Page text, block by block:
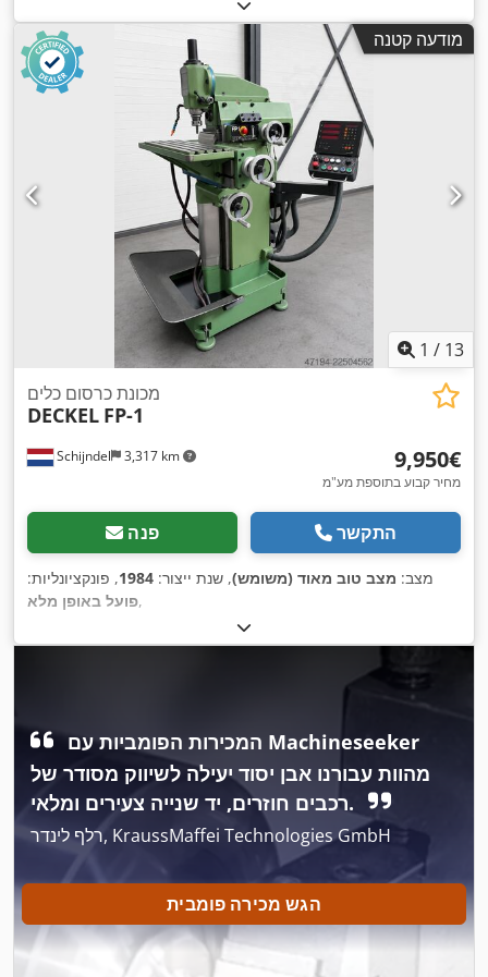
מודעה קטנה
1 / 13
Schijndel 3,317 km
מכונת כרסום כלים
DECKEL FP-1
‏9,950 ‏€
מחיר קבוע בתוספת מע"מ
פנה התקשר
מצב: מצב טוב מאוד (משומש), שנת ייצור: 1984, פונקציונליות:
פועל באופן מלא,
המכירות הפומביות עם Machineseeker
מהוות עבורנו אבן יסוד יעילה לשיווק מסודר של
רכבים חוזרים, יד שנייה צעירים ומלאי.
רלף לינדר, KraussMaffei Technologies GmbH
הגש מכירה פומבית